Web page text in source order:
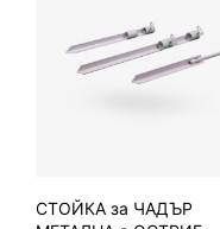
СТОЙКА за ЧАДЪР